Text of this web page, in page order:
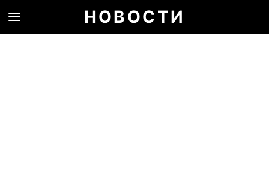
НОВОСТИ